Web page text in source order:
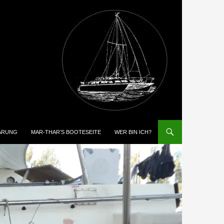
MAR-THAR’S BOOTESEITE WER BIN ICH?